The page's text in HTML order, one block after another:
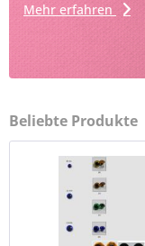
Mehr erfahren
Beliebte Produkte